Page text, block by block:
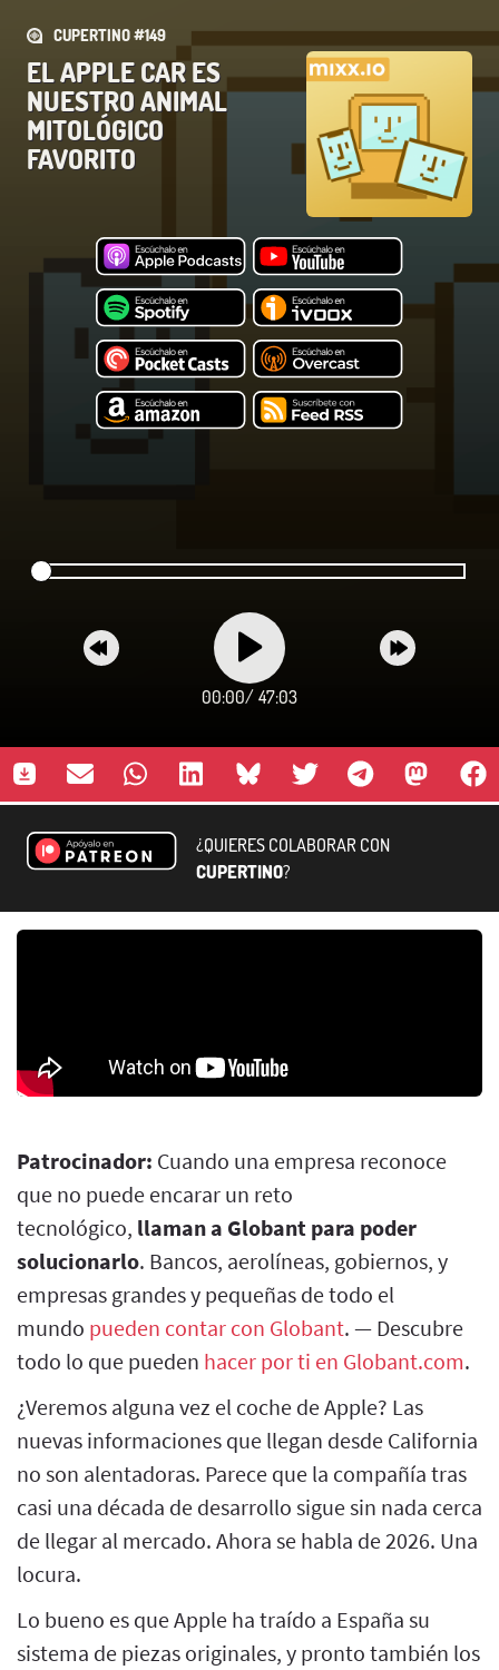
CUPERTINO #149
EL APPLE CAR ES
NUESTRO ANIMAL
MITOLÓGICO
FAVORITO
00:00/ 47:03
¿QUIERES COLABORAR CON
CUPERTINO?
Patrocinador: Cuando una empresa reconoce
que no puede encarar un reto
tecnológico, llaman a Globant para poder
solucionarlo. Bancos, aerolíneas, gobiernos, y
empresas grandes y pequeñas de todo el
mundo pueden contar con Globant. — Descubre
todo lo que pueden hacer por ti en Globant.com.
¿Veremos alguna vez el coche de Apple? Las
nuevas informaciones que llegan desde California
no son alentadoras. Parece que la compañía tras
casi una década de desarrollo sigue sin nada cerca
de llegar al mercado. Ahora se habla de 2026. Una
locura.
Lo bueno es que Apple ha traído a España su
sistema de piezas originales, y pronto también los